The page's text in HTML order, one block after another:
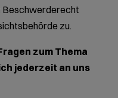
Beschwerderecht
zu.
zum Thema
jederzeit an uns